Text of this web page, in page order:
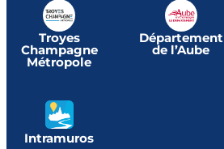
Troyes
Champagne
Métropole
Département
de l’Aube
Intramuros